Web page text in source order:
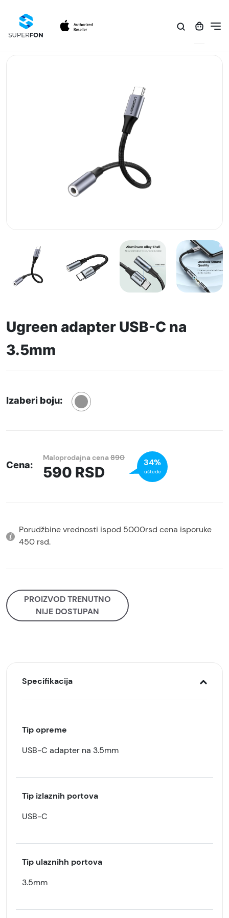
Ugreen adapter USB-C na
3.5mm
Izaberi boju:
Cena:
Maloprodajna cena890
590 RSD
34%
uštede
Porudžbine vrednosti ispod 5000rsd cena isporuke
450 rsd.
PROIZVOD TRENUTNO
NIJE DOSTUPAN
Specifikacija
Tip opreme
USB-C adapter na 3.5mm
Tip izlaznih portova
USB-C
Tip ulaznihh portova
3.5mm